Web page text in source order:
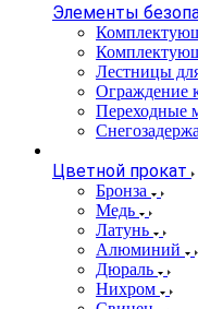
Элементы
Лестницы
Ограждение
Переходные
Цветной прокат
Бронза
Медь
Латунь
Алюминий
Дюраль
Нихром